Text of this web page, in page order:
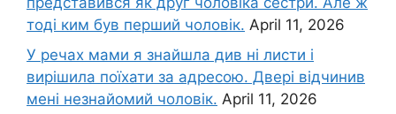
тоді ким був перший чоловік. April 11, 2026
У речах мами я знайшла див ні листи і
вирішила поїхати за адресою. Двері відчинив
мені незнайомий чоловік. April 11, 2026